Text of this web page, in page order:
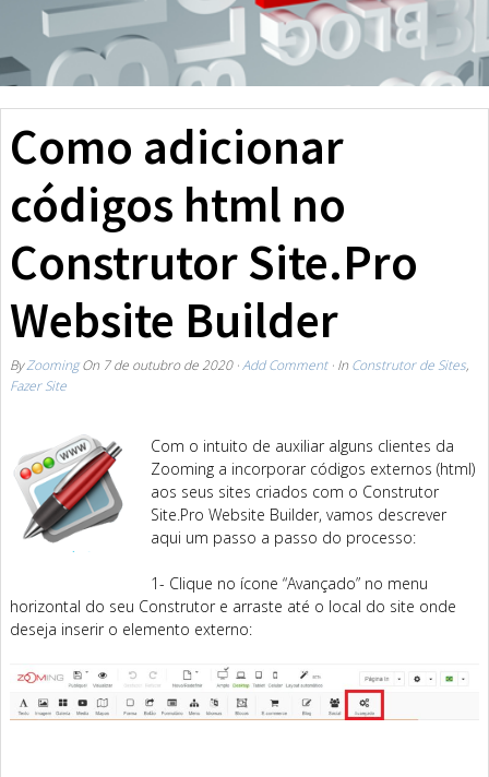
Como adicionar
códigos html no
Construtor Site.Pro
Website Builder
ByZoomingOn 7 de outubro de 2020· Add Comment· In Construtor de Sites,
Fazer Site
Com o intuito de auxiliar alguns clientes da
Zooming a incorporar códigos externos (html)
aos seus sites criados com o Construtor
Site.Pro Website Builder, vamos descrever
aqui um passo a passo do processo:
1- Clique no ícone “Avançado” no menu
horizontal do seu Construtor e arraste até o local do site onde
deseja inserir o elemento externo: